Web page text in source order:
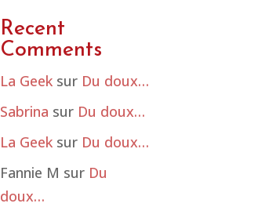
Recent
Comments
La Geek sur Du doux…
Sabrina sur Du doux…
La Geek sur Du doux…
Fannie M sur Du
doux…